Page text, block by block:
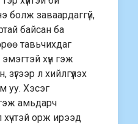
болж заваардаггүй,
байсан ба
тавьчихдаг
хүн гэж
л хийлгүүлэх
уу. Хэсэг
амьдарч
хүчтэй орж ирээд